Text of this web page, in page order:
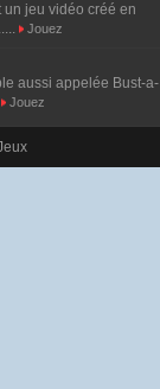
un jeu vidéo créé en
Jouez
aussi appelée Bust-a-
Jouez